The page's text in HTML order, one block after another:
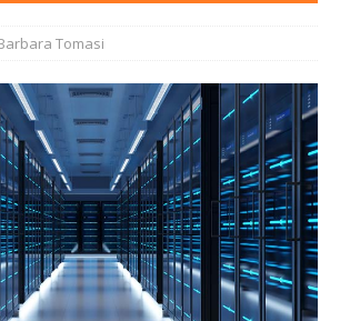
Tomasi